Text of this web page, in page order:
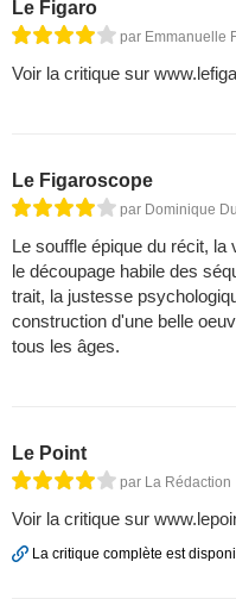
Le Figaro
par Emmanuelle
Voir la critique sur
Le Figaroscope
par Dominique
Le souffle épique du récit,
le découpage habile des
trait, la justesse
construction d'une belle
tous les âges.
Le Point
par La Rédaction
Voir la critique sur
La critique complète est